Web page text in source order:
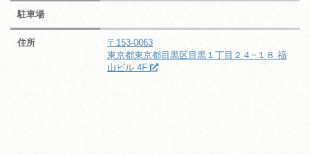
駐車場
住所
〒153-0063
東京都東京都目黒区目黒１丁目２４−１８ 福
山ビル 4F